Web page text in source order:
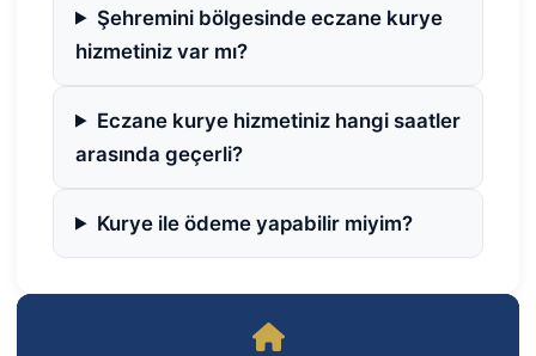
Şehremini bölgesinde eczane kurye
hizmetiniz var mı?
Eczane kurye hizmetiniz hangi saatler
arasında geçerli?
Kurye ile ödeme yapabilir miyim?